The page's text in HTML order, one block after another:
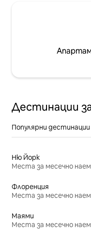
Дестинации
Популярни
Ню Йорк
Места за месечно
Флоренция
Места за месечно
Маями
Места за месечно